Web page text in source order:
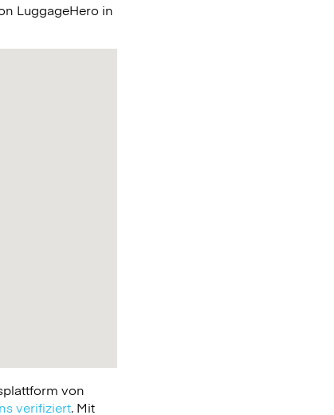
LuggageHero in
von
verifiziert. Mit